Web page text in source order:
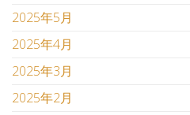
2025年5月
2025年4月
2025年3月
2025年2月